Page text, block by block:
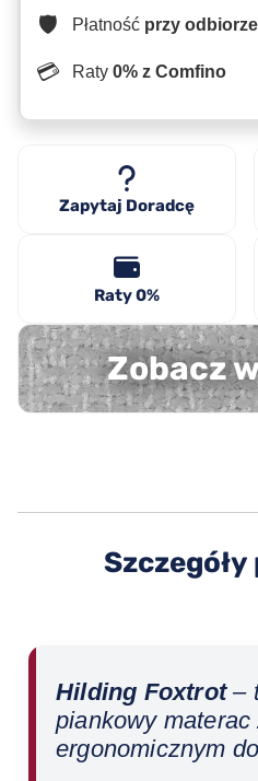
🛡️ Płatność przy odbiorze
💳 Raty 0% z Comfino
Zapytaj Doradcę
Raty 0%
Zobacz
Hilding Foxtrot–
piankowy materac
ergonomicznym